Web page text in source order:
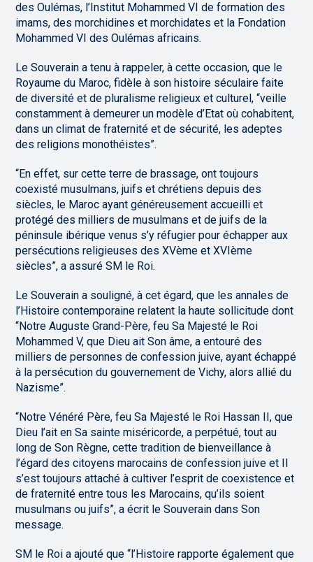
des Oulémas, l’Institut Mohammed VI de formation des
imams, des morchidines et morchidates et la Fondation
Mohammed VI des Oulémas africains.
Le Souverain a tenu à rappeler, à cette occasion, que le
Royaume du Maroc, fidèle à son histoire séculaire faite
de diversité et de pluralisme religieux et culturel, “veille
constamment à demeurer un modèle d’Etat où cohabitent,
dans un climat de fraternité et de sécurité, les adeptes
des religions monothéistes”.
“En effet, sur cette terre de brassage, ont toujours
coexisté musulmans, juifs et chrétiens depuis des
siècles, le Maroc ayant généreusement accueilli et
protégé des milliers de musulmans et de juifs de la
péninsule ibérique venus s’y réfugier pour échapper aux
persécutions religieuses des XVème et XVIème
siècles”, a assuré SM le Roi.
Le Souverain a souligné, à cet égard, que les annales de
l’Histoire contemporaine relatent la haute sollicitude dont
“Notre Auguste Grand-Père, feu Sa Majesté le Roi
Mohammed V, que Dieu ait Son âme, a entouré des
milliers de personnes de confession juive, ayant échappé
à la persécution du gouvernement de Vichy, alors allié du
Nazisme”.
“Notre Vénéré Père, feu Sa Majesté le Roi Hassan II, que
Dieu l’ait en Sa sainte miséricorde, a perpétué, tout au
long de Son Règne, cette tradition de bienveillance à
l’égard des citoyens marocains de confession juive et Il
s’est toujours attaché à cultiver l’esprit de coexistence et
de fraternité entre tous les Marocains, qu’ils soient
musulmans ou juifs”, a écrit le Souverain dans Son
message.
SM le Roi a ajouté que “l’Histoire rapporte également que